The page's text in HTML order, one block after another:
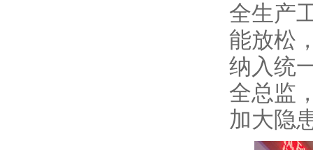
全生产
能放松
纳入统
全总监
加大隐